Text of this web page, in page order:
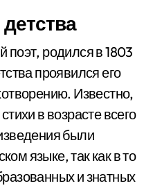
поэт, родился в 1803
проявился его
Известно,
в возрасте всего
были
языке, так как в то
и знатных